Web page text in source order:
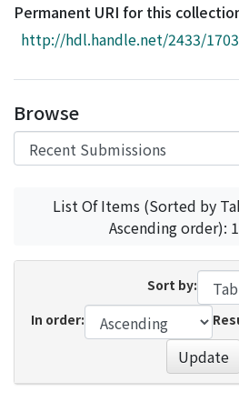
Access Statistics
Permanent URI for this
http://hdl.handle.net/2433/
Browse
List Of Items (Sorted by
Ascending order):
Sort by:
In order:
Update